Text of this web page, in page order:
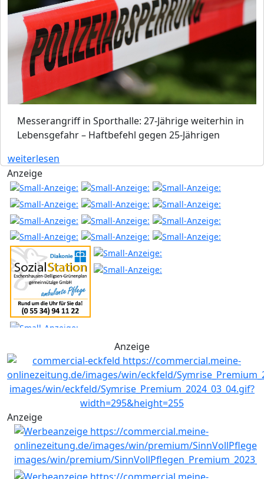
Messerangriff in Sporthalle: 27-Jährige weiterhin in
Lebensgefahr – Haftbefehl gegen 25-Jährigen
weiterlesen
Anzeige
Anzeige
Anzeige